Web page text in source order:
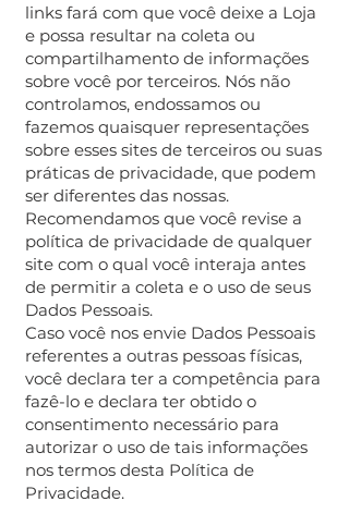
links fará com que você deixe a Loja
e possa resultar na coleta ou
compartilhamento de informações
sobre você por terceiros. Nós não
controlamos, endossamos ou
fazemos quaisquer representações
sobre esses sites de terceiros ou suas
práticas de privacidade, que podem
ser diferentes das nossas.
Recomendamos que você revise a
política de privacidade de qualquer
site com o qual você interaja antes
de permitir a coleta e o uso de seus
Dados Pessoais.
Caso você nos envie Dados Pessoais
referentes a outras pessoas físicas,
você declara ter a competência para
fazê-lo e declara ter obtido o
consentimento necessário para
autorizar o uso de tais informações
nos termos desta Política de
Privacidade.